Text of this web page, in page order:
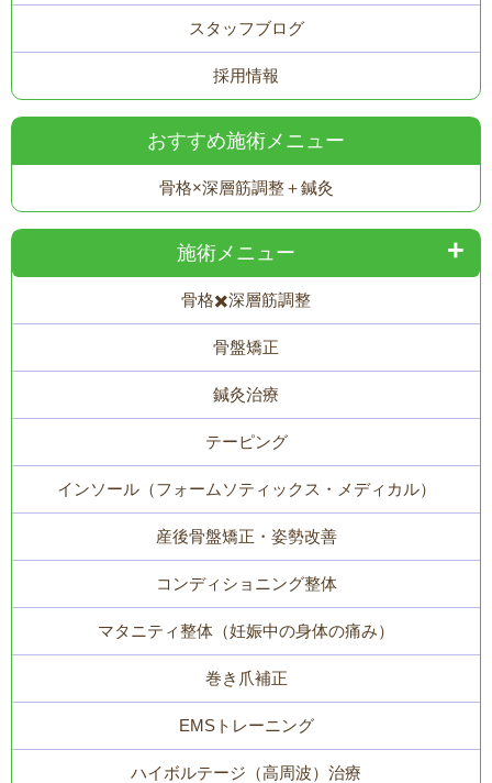
スタッフブログ
採用情報
おすすめ施術メニュー
骨格×深層筋調整＋鍼灸
施術メニュー
骨格✖️深層筋調整
骨盤矯正
鍼灸治療
テーピング
インソール（フォームソティックス・メディカル）
産後骨盤矯正・姿勢改善
コンディショニング整体
マタニティ整体（妊娠中の身体の痛み）
巻き爪補正
EMSトレーニング
ハイボルテージ（高周波）治療